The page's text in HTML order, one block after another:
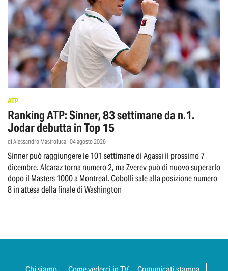
ATP
Ranking ATP: Sinner, 83 settimane da n.1.
Jodar debutta in Top 15
di Alessandro Mastroluca | 04 agosto 2026
Sinner può raggiungere le 101 settimane di Agassi il prossimo 7
dicembre. Alcaraz torna numero 2, ma Zverev può di nuovo superarlo
dopo il Masters 1000 a Montreal. Cobolli sale alla posizione numero
8 in attesa della finale di Washington